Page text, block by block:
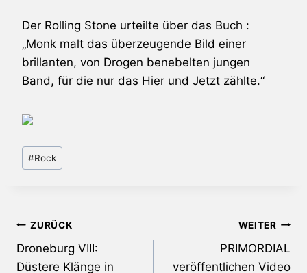
Der Rolling Stone urteilte über das Buch :
„Monk malt das überzeugende Bild einer
brillanten, von Drogen benebelten jungen
Band, für die nur das Hier und Jetzt zählte.“
Schlagworte:
#Rock
Beitragsnavigation
ZURÜCK
Droneburg VIII:
Düstere Klänge in
WEITER
PRIMORDIAL
veröffentlichen Video